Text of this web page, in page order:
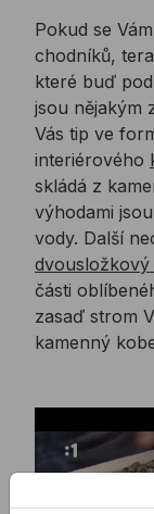
Pokud se
chodníků,
které buď
jsou nějakým
Vás tip ve
interiérového
skládá z
výhodami
vody. Další
dvousložkový
části
zasaď strom
kamenný